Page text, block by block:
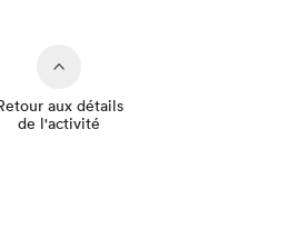
aux détails
de l'activité